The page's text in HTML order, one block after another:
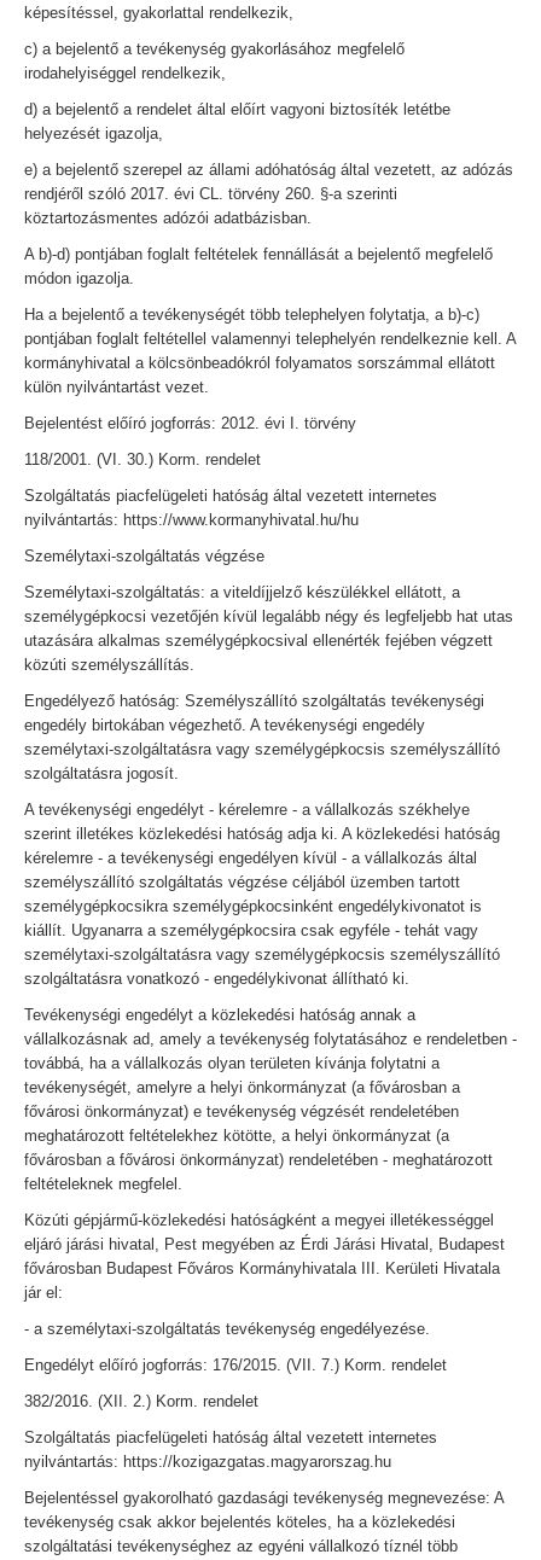
képesítéssel, gyakorlattal rendelkezik,
c) a bejelentő a tevékenység gyakorlásához megfelelő
irodahelyiséggel rendelkezik,
d) a bejelentő a rendelet által előírt vagyoni biztosíték letétbe
helyezését igazolja,
e) a bejelentő szerepel az állami adóhatóság által vezetett, az adózás
rendjéről szóló 2017. évi CL. törvény 260. §-a szerinti
köztartozásmentes adózói adatbázisban.
A b)-d) pontjában foglalt feltételek fennállását a bejelentő megfelelő
módon igazolja.
Ha a bejelentő a tevékenységét több telephelyen folytatja, a b)-c)
pontjában foglalt feltétellel valamennyi telephelyén rendelkeznie kell. A
kormányhivatal a kölcsönbeadókról folyamatos sorszámmal ellátott
külön nyilvántartást vezet.
Bejelentést előíró jogforrás: 2012. évi I. törvény
118/2001. (VI. 30.) Korm. rendelet
Szolgáltatás piacfelügeleti hatóság által vezetett internetes
nyilvántartás: https://www.kormanyhivatal.hu/hu
Személytaxi-szolgáltatás végzése
Személytaxi-szolgáltatás: a viteldíjjelző készülékkel ellátott, a
személygépkocsi vezetőjén kívül legalább négy és legfeljebb hat utas
utazására alkalmas személygépkocsival ellenérték fejében végzett
közúti személyszállítás.
Engedélyező hatóság: Személyszállító szolgáltatás tevékenységi
engedély birtokában végezhető. A tevékenységi engedély
személytaxi-szolgáltatásra vagy személygépkocsis személyszállító
szolgáltatásra jogosít.
A tevékenységi engedélyt - kérelemre - a vállalkozás székhelye
szerint illetékes közlekedési hatóság adja ki. A közlekedési hatóság
kérelemre - a tevékenységi engedélyen kívül - a vállalkozás által
személyszállító szolgáltatás végzése céljából üzemben tartott
személygépkocsikra személygépkocsinként engedélykivonatot is
kiállít. Ugyanarra a személygépkocsira csak egyféle - tehát vagy
személytaxi-szolgáltatásra vagy személygépkocsis személyszállító
szolgáltatásra vonatkozó - engedélykivonat állítható ki.
Tevékenységi engedélyt a közlekedési hatóság annak a
vállalkozásnak ad, amely a tevékenység folytatásához e rendeletben -
továbbá, ha a vállalkozás olyan területen kívánja folytatni a
tevékenységét, amelyre a helyi önkormányzat (a fővárosban a
fővárosi önkormányzat) e tevékenység végzését rendeletében
meghatározott feltételekhez kötötte, a helyi önkormányzat (a
fővárosban a fővárosi önkormányzat) rendeletében - meghatározott
feltételeknek megfelel.
Közúti gépjármű-közlekedési hatóságként a megyei illetékességgel
eljáró járási hivatal, Pest megyében az Érdi Járási Hivatal, Budapest
fővárosban Budapest Főváros Kormányhivatala III. Kerületi Hivatala
jár el:
- a személytaxi-szolgáltatás tevékenység engedélyezése.
Engedélyt előíró jogforrás: 176/2015. (VII. 7.) Korm. rendelet
382/2016. (XII. 2.) Korm. rendelet
Szolgáltatás piacfelügeleti hatóság által vezetett internetes
nyilvántartás: https://kozigazgatas.magyarorszag.hu
Bejelentéssel gyakorolható gazdasági tevékenység megnevezése: A
tevékenység csak akkor bejelentés köteles, ha a közlekedési
szolgáltatási tevékenységhez az egyéni vállalkozó tíznél több